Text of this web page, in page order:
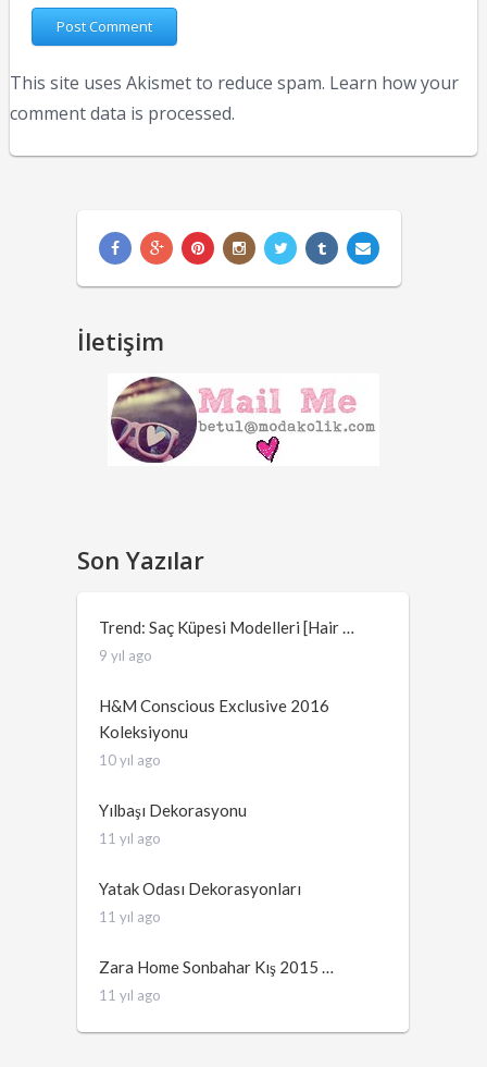
This site uses Akismet to reduce spam. Learn how your
comment data is processed.
İletişim
Son Yazılar
Trend: Saç Küpesi Modelleri [Hair …
9 yıl ago
H&M Conscious Exclusive 2016
Koleksiyonu
10 yıl ago
Yılbaşı Dekorasyonu
11 yıl ago
Yatak Odası Dekorasyonları
11 yıl ago
Zara Home Sonbahar Kış 2015 …
11 yıl ago